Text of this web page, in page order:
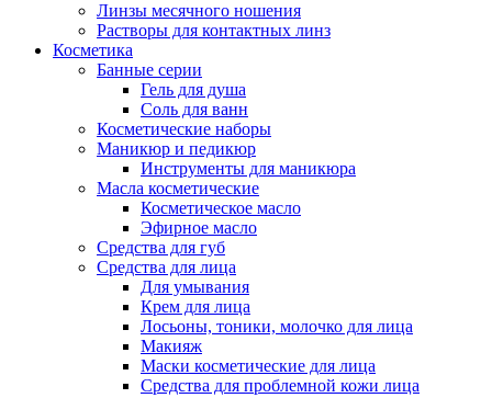
Линзы месячного ношения
Растворы для контактных линз
Косметика
Банные серии
Гель для душа
Соль для ванн
Косметические наборы
Маникюр и педикюр
Инструменты для маникюра
Масла косметические
Косметическое масло
Эфирное масло
Средства для губ
Средства для лица
Для умывания
Крем для лица
Лосьоны, тоники, молочко для лица
Макияж
Маски косметические для лица
Средства для проблемной кожи лица